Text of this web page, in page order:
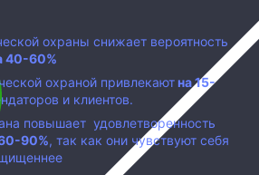
охраны снижает вероятность
40-60%
охраной привлекаютна 15-
и клиентов.
повышает удовлетворенность
90%, так как они чувствуют себя